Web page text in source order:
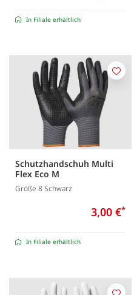
In Filiale erhältlich
Schutzhandschuh Multi
Flex Eco M
Größe 8 Schwarz
3,00 €*
In Filiale erhältlich